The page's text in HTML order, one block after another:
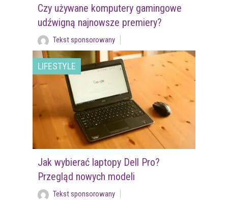
Czy używane komputery gamingowe
udźwigną najnowsze premiery?
Tekst sponsorowany
LIFESTYLE
Jak wybierać laptopy Dell Pro?
Przegląd nowych modeli
Tekst sponsorowany